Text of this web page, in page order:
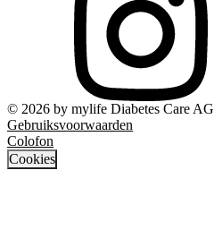
© 2026 by mylife Diabetes Care AG
Gebruiksvoorwaarden
Colofon
Cookies